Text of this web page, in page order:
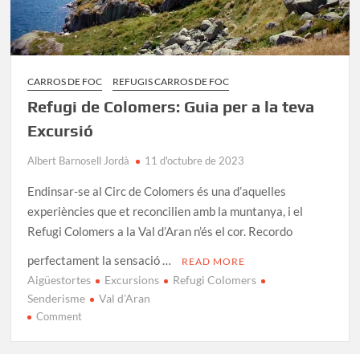
CARROS DE FOC REFUGIS CARROS DE FOC
Refugi de Colomers: Guia per a la teva
Excursió
Albert Barnosell Jordà 11 d'octubre de 2023
Endinsar-se al Circ de Colomers és una d’aquelles
experiències que et reconcilien amb la muntanya, i el
Refugi Colomers a la Val d’Aran n’és el cor. Recordo
perfectament la sensació …
READ MORE
Aigüestortes Excursions
Refugi Colomers
Senderisme
Val d'Aran
Commenton